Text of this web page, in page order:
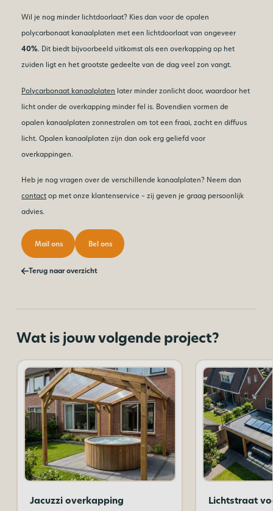
Wil je nog minder lichtdoorlaat? Kies dan voor de opalen
polycarbonaat kanaalplaten met een lichtdoorlaat van ongeveer
40%. Dit biedt bijvoorbeeld uitkomst als een overkapping op het
zuiden ligt en het grootste gedeelte van de dag veel zon vangt.
Polycarbonaat kanaalplaten later minder zonlicht door, waardoor het
licht onder de overkapping minder fel is. Bovendien vormen de
opalen kanaalplaten zonnestralen om tot een fraai, zacht en diffuus
licht. Opalen kanaalplaten zijn dan ook erg geliefd voor
overkappingen.
Heb je nog vragen over de verschillende kanaalplaten? Neem dan
contact op met onze klantenservice – zij geven je graag persoonlijk
advies.
Mail ons Bel ons
Terug naar overzicht
Wat is jouw volgende project?
Jacuzzi overkapping Lichtstraat